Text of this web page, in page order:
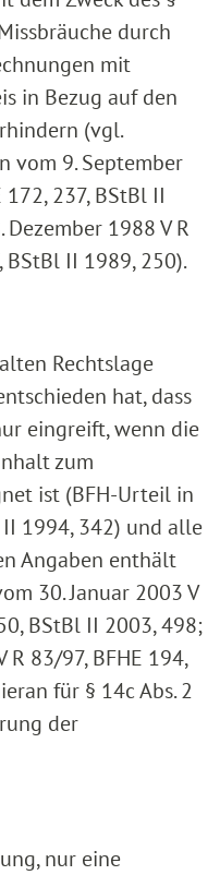
durch
mit
in Bezug auf den
(vgl.
vom 9. September
172, 237, BStBl II
1988 V R
BStBl II 1989, 250).
Rechtslage
hat, dass
eingreift, wenn die
zum
ist (BFH-Urteil in
II 1994, 342) und alle
Angaben enthält
30. Januar 2003 V
BStBl II 2003, 498;
R 83/97, BFHE 194,
für § 14c Abs. 2
der
nur eine